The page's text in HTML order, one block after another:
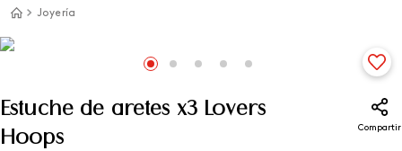
Joyería
Estuche de aretes x3 Lovers
Hoops
Compartir